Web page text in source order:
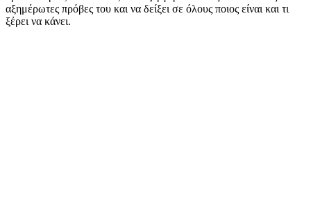
αξημέρωτες πρόβες του και να δείξει σε όλους ποιος είναι και τι
ξέρει να κάνει.